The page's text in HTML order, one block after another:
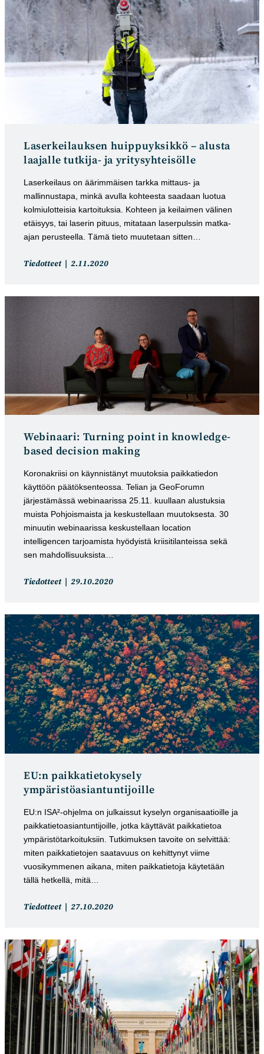
Laserkeilauksen huippuyksikkö – alusta
laajalle tutkija- ja yritysyhteisölle
Laserkeilaus on äärimmäisen tarkka mittaus- ja
mallinnustapa, minkä avulla kohteesta saadaan luotua
kolmiulotteisia kartoituksia. Kohteen ja keilaimen välinen
etäisyys, tai laserin pituus, mitataan laserpulssin matka-
ajan perusteella. Tämä tieto muutetaan sitten…
Artikkelin
Tiedotteet
Artikkeli
2.11.2020
Webinaari: Turning point in knowledge-
based decision making
Koronakriisi on käynnistänyt muutoksia paikkatiedon
käyttöön päätöksenteossa. Telian ja GeoForumn
järjestämässä webinaarissa 25.11. kuullaan alustuksia
muista Pohjoismaista ja keskustellaan muutoksesta. 30
minuutin webinaarissa keskustellaan location
intelligencen tarjoamista hyödyistä kriisitilanteissa sekä
sen mahdollisuuksista…
Artikkelin
Tiedotteet
Artikkeli
29.10.2020
EU:n paikkatietokysely
ympäristöasiantuntijoille
EU:n ISA²-ohjelma on julkaissut kyselyn organisaatioille ja
paikkatietoasiantuntijoille, jotka käyttävät paikkatietoa
ympäristötarkoituksiin. Tutkimuksen tavoite on selvittää:
miten paikkatietojen saatavuus on kehittynyt viime
vuosikymmenen aikana, miten paikkatietoja käytetään
tällä hetkellä, mitä…
Artikkelin
Tiedotteet
Artikkeli
27.10.2020